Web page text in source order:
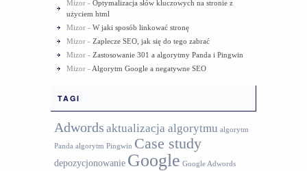
Mizor - Optymalizacja słów kluczowych na stronie z
użyciem html
Mizor - W jaki sposób linkować stronę
Mizor - Zaplecze SEO, jak się do tego zabrać
Mizor - Zastosowanie 301 a algorytmy Panda i Pingwin
Mizor - Algorytm Google a negatywne SEO
TAGI
Adwords aktualizacja algorytmu algorytm
Panda algorytm Pingwin Case study
depozycjonowanie Google Google Adwords